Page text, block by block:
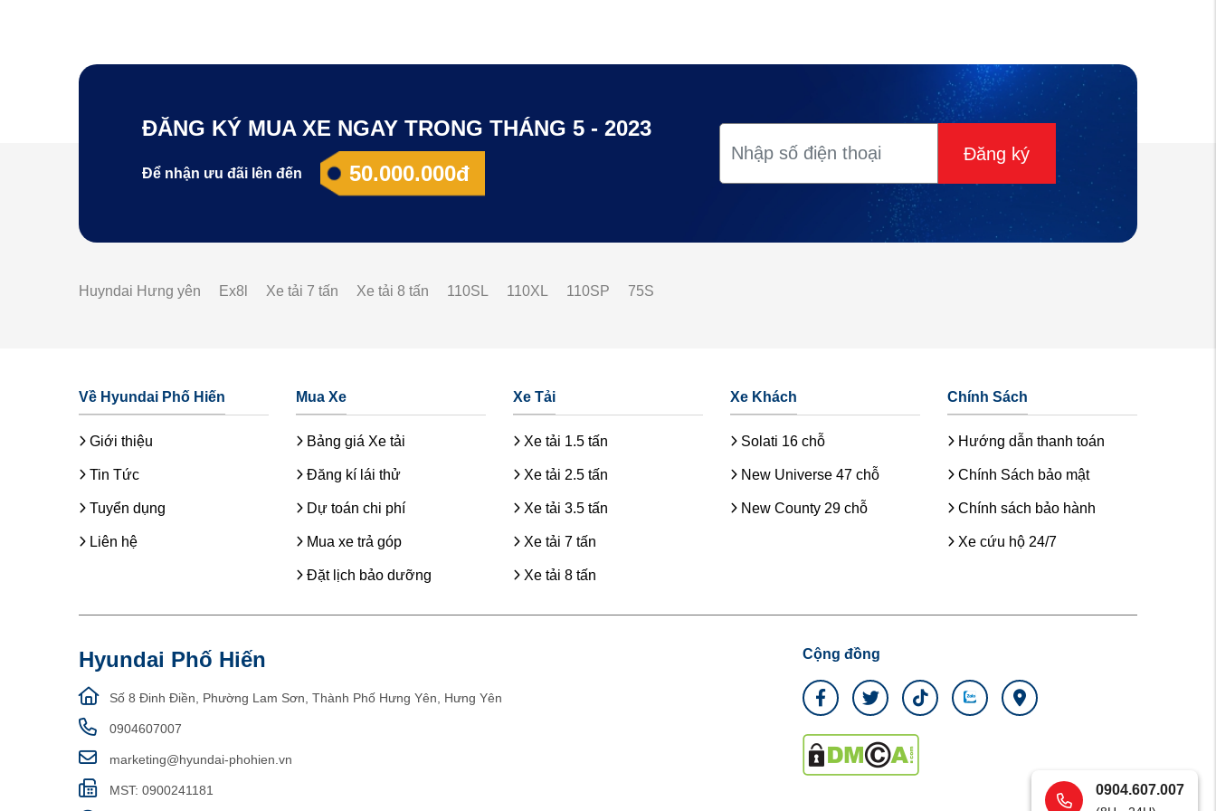
ĐĂNG KÝ MUA XE NGAY TRONG THÁNG 5 - 2023
Để nhận ưu đãi lên đến 50.000.000đ
Đăng ký
Huyndai Hưng yên Ex8l Xe tải 7 tấn Xe tải 8 tấn 110SL 110XL 110SP 75S
Về Hyundai Phố Hiến
Giới thiệu
Tin Tức
Tuyển dụng
Liên hệ
Mua Xe
Bảng giá Xe tải
Đăng kí lái thử
Dự toán chi phí
Mua xe trả góp
Đặt lịch bảo dưỡng
Xe Tải
Xe tải 1.5 tấn
Xe tải 2.5 tấn
Xe tải 3.5 tấn
Xe tải 7 tấn
Xe tải 8 tấn
Xe Khách
Solati 16 chỗ
New Universe 47 chỗ
New County 29 chỗ
Chính Sách
Hướng dẫn thanh toán
Chính Sách bảo mật
Chính sách bảo hành
Xe cứu hộ 24/7
Hyundai Phố Hiến
Số 8 Đinh Điền, Phường Lam Sơn, Thành Phố Hưng Yên, Hưng Yên
0904607007
marketing@hyundai-phohien.vn
MST: 0900241181
Cộng đồng
0904.607.007